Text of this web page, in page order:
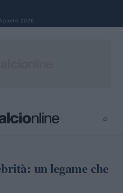
2026
⌕
un legame che